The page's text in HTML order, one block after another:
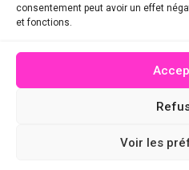
consentement peut avoir un effet
et fonctions.
Voir les
Politique de